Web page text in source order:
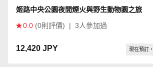
姬路中央公園夜間煙火與野生動物園之旅
0.0 (0則評價) | 3人參加過
12,420 JPY 現在預訂